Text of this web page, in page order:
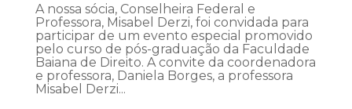
A nossa sócia, Conselheira Federal e
Professora, Misabel Derzi, foi convidada para
participar de um evento especial promovido
pelo curso de pós-graduação da Faculdade
Baiana de Direito. A convite da coordenadora
e professora, Daniela Borges, a professora
Misabel Derzi...